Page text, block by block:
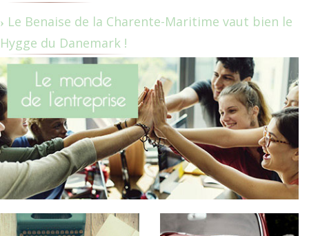
Le Benaise de la Charente-Maritime vaut bien le
Hygge du Danemark !